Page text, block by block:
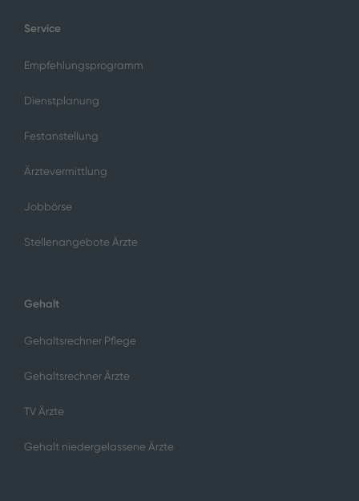
Service
Empfehlungsprogramm
Dienstplanung
Festanstellung
Ärztevermittlung
Jobbörse
Stellenangebote Ärzte
Gehalt
Gehaltsrechner Pflege
Gehaltsrechner Ärzte
TV Ärzte
Gehalt niedergelassene Ärzte